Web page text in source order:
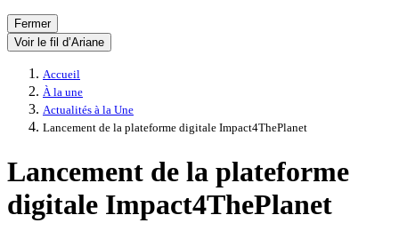
Fermer
Voir le fil d’Ariane
Accueil
À la une
Actualités à la Une
Lancement de la plateforme digitale Impact4ThePlanet
Lancement de la plateforme
digitale Impact4ThePlanet